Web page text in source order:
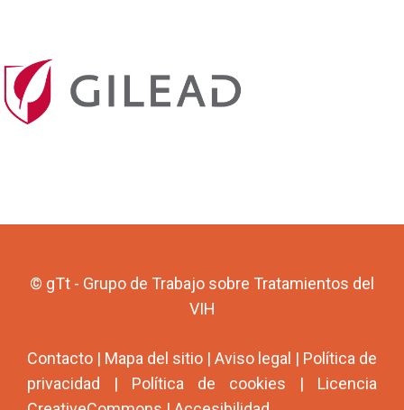
© gTt - Grupo de Trabajo sobre Tratamientos del
VIH
Contacto | Mapa del sitio | Aviso legal | Política de
privacidad | Política de cookies | Licencia